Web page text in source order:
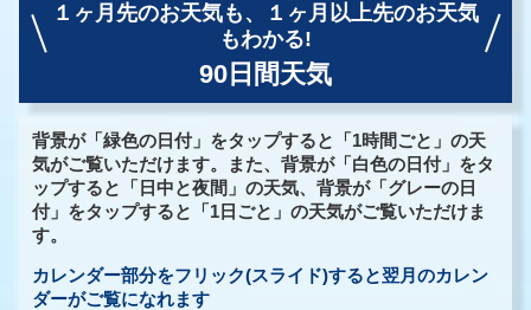
１ヶ月先のお天気も、
１ヶ月以上先のお天気
もわかる!
90日間天気
背景が「緑色の日付」をタップすると「1時間ごと」の天
気がご覧いただけます。また、背景が「白色の日付」をタ
ップすると「日中と夜間」の天気、背景が「グレーの日
付」をタップすると「1日ごと」の天気がご覧いただけま
す。
カレンダー部分をフリック(スライド)すると翌月のカレン
ダーがご覧になれます